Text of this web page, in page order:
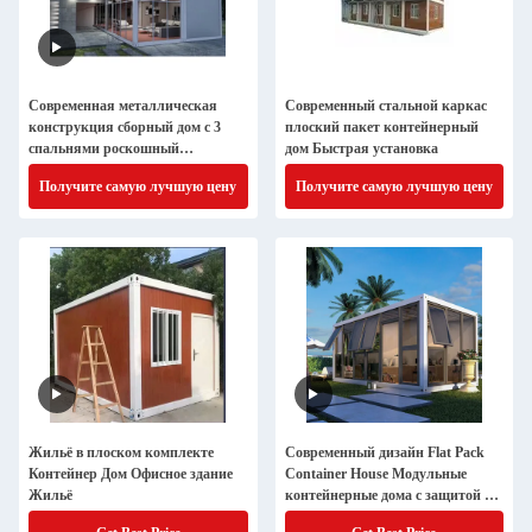
Современная металлическая
конструкция сборный дом с 3
спальнями роскошный
портативный плоский контейнер
дом
Получите самую лучшую цену
Современный стальной каркас
плоский пакет контейнерный
дом Быстрая установка
Получите самую лучшую цену
Жильё в плоском комплекте
Контейнер Дом Офисное здание
Жильё
Современный дизайн Flat Pack
Container House Модульные
контейнерные дома с защитой от
влаги